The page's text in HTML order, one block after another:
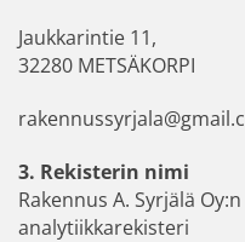
Jaukkarintie 11,
32280 METSÄKORPI
3. Rekisterin nimi
Rakennus A. Syrjälä
analytiikkarekisteri